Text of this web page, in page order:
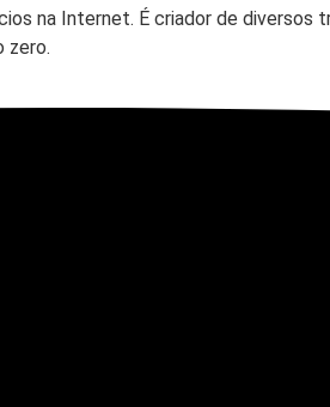
na Internet. É criador de
zero.